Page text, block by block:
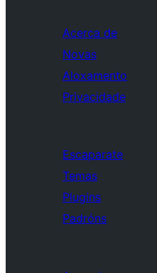
Acerca de
Novas
Aloxamento
Privacidade
Escaparate
Temas
Plugins
Padróns